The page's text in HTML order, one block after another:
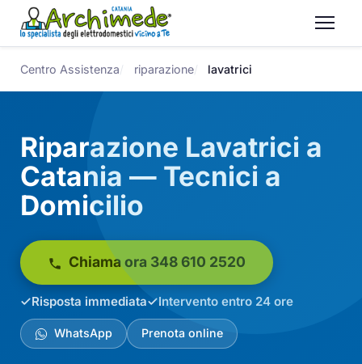
Centro Assistenza riparazione lavatrici
Riparazione Lavatrici a
Catania — Tecnici a
Domicilio
Chiama ora 348 610 2520
Risposta immediata Intervento entro 24 ore
WhatsApp Prenota online